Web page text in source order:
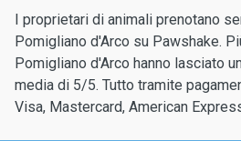
I proprietari di animali prenotano
Pomigliano d'Arco su Pawshake.
Pomigliano d'Arco hanno lasciato
media di 5/5. Tutto tramite
Visa, Mastercard, American